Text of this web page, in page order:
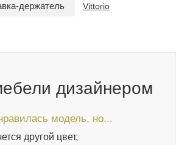
держатель
Vittorio
дизайнером
модель, но...
другой цвет,